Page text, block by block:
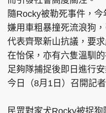
隨Rocky被勒死事件，
嫌用車粗暴撞死流浪狗
代表齊聚新山抗議，要求
在怡保，亦有六隻溫馴
足夠隊捕捉後即日進行
今日（8月1日）召開記
民眾對家犬Rocky被捉